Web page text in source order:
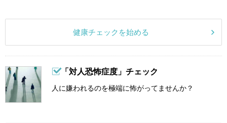
健康チェックを始める
「対人恐怖症度」チェック
人に嫌われるのを極端に怖がってませんか？